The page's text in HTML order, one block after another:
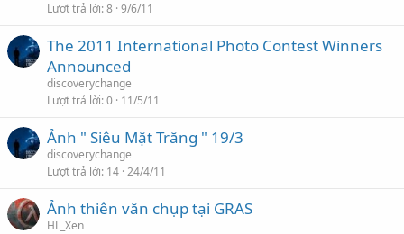
Lượt trả lời 8 9/6/11
The 2011 International Photo Contest Winners
Announced
discoverychange
Lượt trả lời 0 11/5/11
Ảnh " Siêu Mặt Trăng " 19/3
discoverychange
Lượt trả lời 14 24/4/11
Ảnh thiên văn chụp tại GRAS
HL_Xen